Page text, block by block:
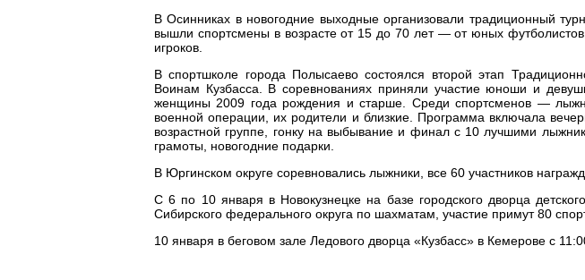
В Осинниках в новогодние выходные организовали традиционный
вышли спортсмены в возрасте от 15 до 70 лет — от юных
игроков.
В спортшколе города Полысаево состоялся второй этап
Воинам Кузбасса. В соревнованиях приняли участие юноши и
женщины 2009 года рождения и старше. Среди спортсменов —
военной операции, их родители и близкие. Программа включала
возрастной группе, гонку на выбывание и финал с 10 лучшими
грамоты, новогодние подарки.
В Юргинском округе соревновались лыжники, все 60 участников
С 6 по 10 января в Новокузнецке на базе городского дворца
Сибирского федерального округа по шахматам, участие примут 80
10 января в беговом зале Ледового дворца «Кузбасс» в Кемерове с